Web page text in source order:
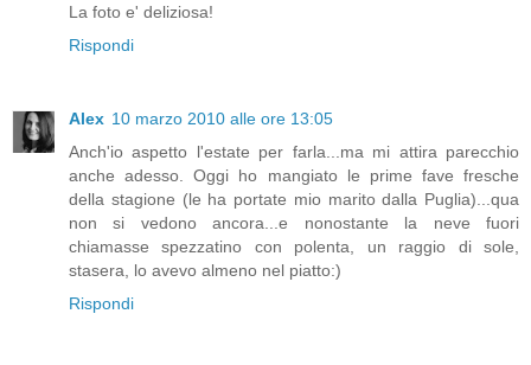
La foto e' deliziosa!
Rispondi
Alex 10 marzo 2010 alle ore 13:05
Anch'io aspetto l'estate per farla...ma mi attira parecchio
anche adesso. Oggi ho mangiato le prime fave fresche
della stagione (le ha portate mio marito dalla Puglia)...qua
non si vedono ancora...e nonostante la neve fuori
chiamasse spezzatino con polenta, un raggio di sole,
stasera, lo avevo almeno nel piatto:)
Rispondi